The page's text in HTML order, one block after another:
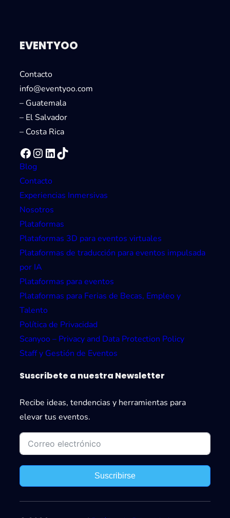
EVENTYOO
Contacto
info@eventyoo.com
– Guatemala
– El Salvador
– Costa Rica
Facebook Instagram LinkedIn TikTok
Blog
Contacto
Experiencias Inmersivas
Nosotros
Plataformas
Plataformas 3D para eventos virtuales
Plataformas de traducción para eventos impulsada
por IA
Plataformas para eventos
Plataformas para Ferias de Becas, Empleo y
Talento
Política de Privacidad
Scanyoo – Privacy and Data Protection Policy
Staff y Gestión de Eventos
Suscribete a nuestra Newsletter
Recibe ideas, tendencias y herramientas para
elevar tus eventos.
Suscribirse